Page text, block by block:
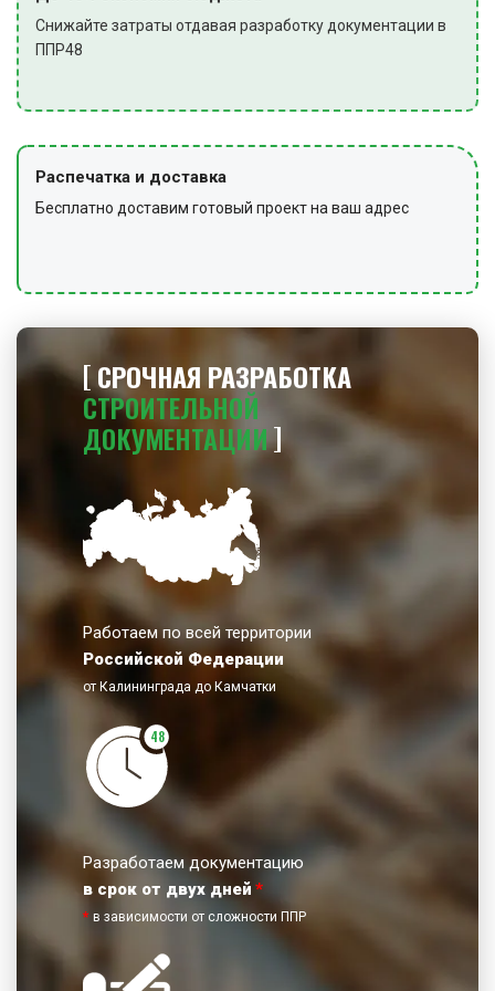
Снижайте затраты отдавая разработку документации в
ППР48
Распечатка и доставка
Бесплатно доставим готовый проект на ваш адрес
СРОЧНАЯ РАЗРАБОТКА
СТРОИТЕЛЬНОЙ
ДОКУМЕНТАЦИИ
Работаем по всей территории
Российской Федерации
от Калининграда до Камчатки
48
Разработаем документацию
в срок от двух дней *
* в зависимости от сложности ППР